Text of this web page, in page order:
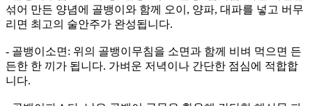
섞어 만든 양념에 골뱅이와 함께 오이, 양파, 대파를 넣고 버무
리면 최고의 술안주가 완성됩니다.
- 골뱅이소면: 위의 골뱅이무침을 소면과 함께 비벼 먹으면 든
든한 한 끼가 됩니다. 가벼운 저녁이나 간단한 점심에 적합합
니다.